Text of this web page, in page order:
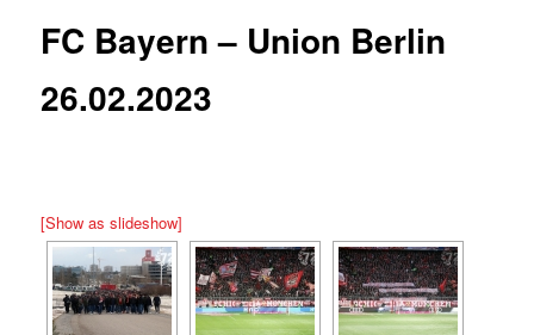
FC Bayern – Union Berlin
26.02.2023
[Show as slideshow]